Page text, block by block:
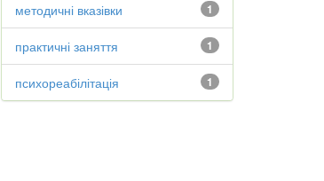
1
методичні вказівки
1
практичні заняття
1
психореабілітація